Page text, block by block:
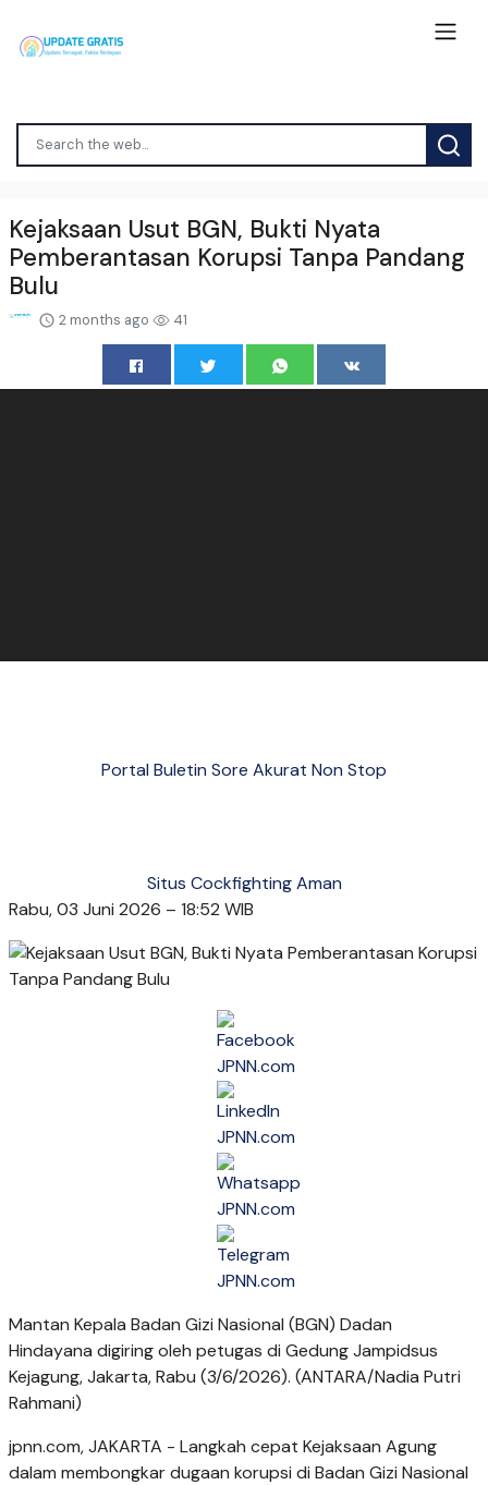
Kejaksaan Usut BGN, Bukti Nyata
Pemberantasan Korupsi Tanpa Pandang
Bulu
2 months ago 41
Portal Buletin Sore Akurat Non Stop
Situs Cockfighting Aman
Rabu, 03 Juni 2026 – 18:52 WIB
Mantan Kepala Badan Gizi Nasional (BGN) Dadan
Hindayana digiring oleh petugas di Gedung Jampidsus
Kejagung, Jakarta, Rabu (3/6/2026). (ANTARA/Nadia Putri
Rahmani)
jpnn.com, JAKARTA - Langkah cepat Kejaksaan Agung
dalam membongkar dugaan korupsi di Badan Gizi Nasional